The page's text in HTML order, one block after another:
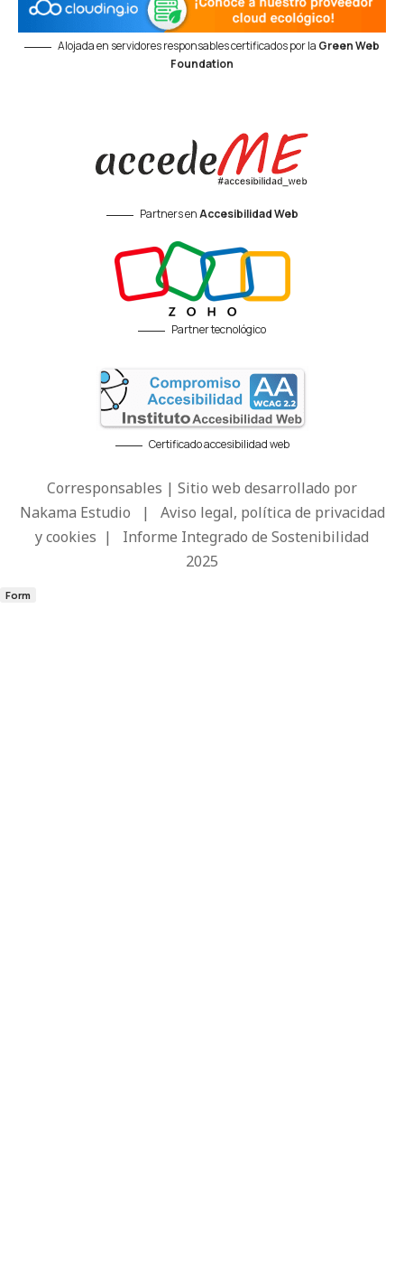
Alojada en servidores responsables certificados por la Green Web
Foundation
Partners enAccesibilidad Web
Partner tecnológico
Certificado accesibilidad web
Corresponsables | Sitio web desarrollado por
Nakama Estudio | Aviso legal, política de privacidad
y cookies | Informe Integrado de Sostenibilidad
2025
Form